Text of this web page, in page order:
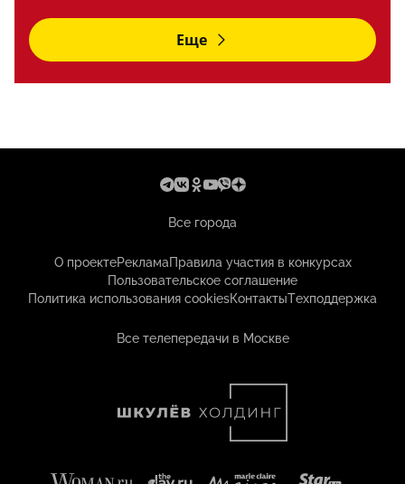
Еще
Все города
О проектеРекламаПравила участия в конкурсах
Пользовательское соглашение
Политика использования cookiesКонтактыТехподдержка
Все телепередачи в Москве